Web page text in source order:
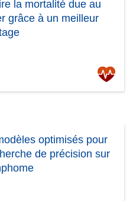
la mortalité due au
grâce à un meilleur
optimisés pour
de précision sur